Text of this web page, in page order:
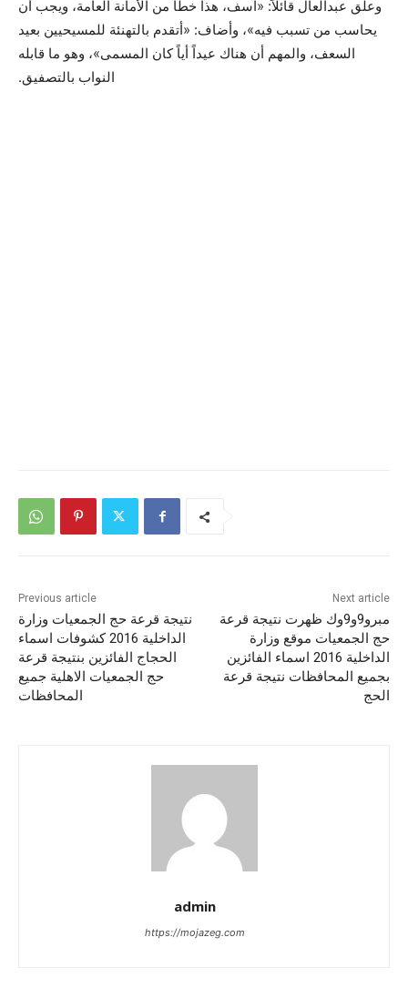
وعلق عبدالعال قائلاً: «آسف، هذا خطأ من الأمانة العامة، ويجب أن
يحاسب من تسبب فيه»، وأضاف: «أتقدم بالتهنئة للمسيحيين بعيد
السعف، والمهم أن هناك عيداً أياً كان المسمى»، وهو ما قابله
النواب بالتصفيق.
Previous article
نتيجة قرعة حج الجمعيات وزارة
الداخلية 2016 كشوفات اسماء
الحجاج الفائزين بنتيجة قرعة
حج الجمعيات الاهلية جميع
المحافظات
Next article
مبرو9و9وك ظهرت نتيجة قرعة
حج الجمعيات موقع وزارة
الداخلية 2016 اسماء الفائزين
بجميع المحافظات نتيجة قرعة
الحج
admin
https://mojazeg.com